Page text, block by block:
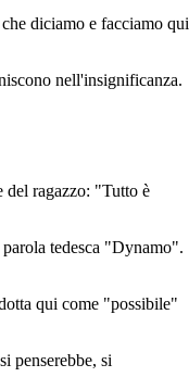
diciamo e facciamo qui
nell'insignificanza.
del ragazzo: "Tutto è
tedesca "Dynamo".
qui come "possibile"
penserebbe, si